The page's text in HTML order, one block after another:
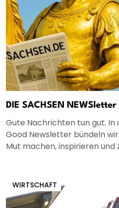
DIE SACHSEN
Gute Nachrichten tun gut.
Good Newsletter bündeln
Mut machen, inspirieren und
WIRTSCHAFT